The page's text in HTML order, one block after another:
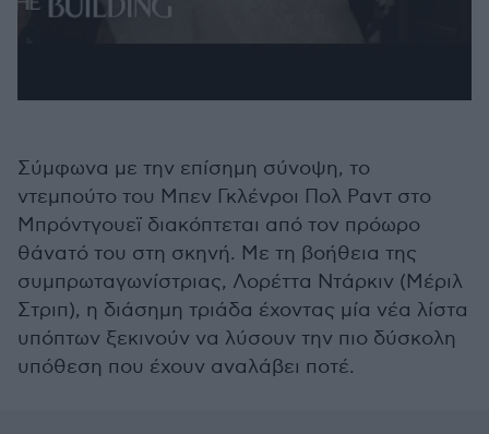
Σύμφωνα με την επίσημη σύνοψη, το
ντεμπούτο του Μπεν Γκλένροι Πολ Ραντ στο
Μπρόντγουεϊ διακόπτεται από τον πρόωρο
θάνατό του στη σκηνή. Με τη βοήθεια της
συμπρωταγωνίστριας, Λορέττα Ντάρκιν (Μέριλ
Στριπ), η διάσημη τριάδα έχοντας μία νέα λίστα
υπόπτων ξεκινούν να λύσουν την πιο δύσκολη
υπόθεση που έχουν αναλάβει ποτέ.